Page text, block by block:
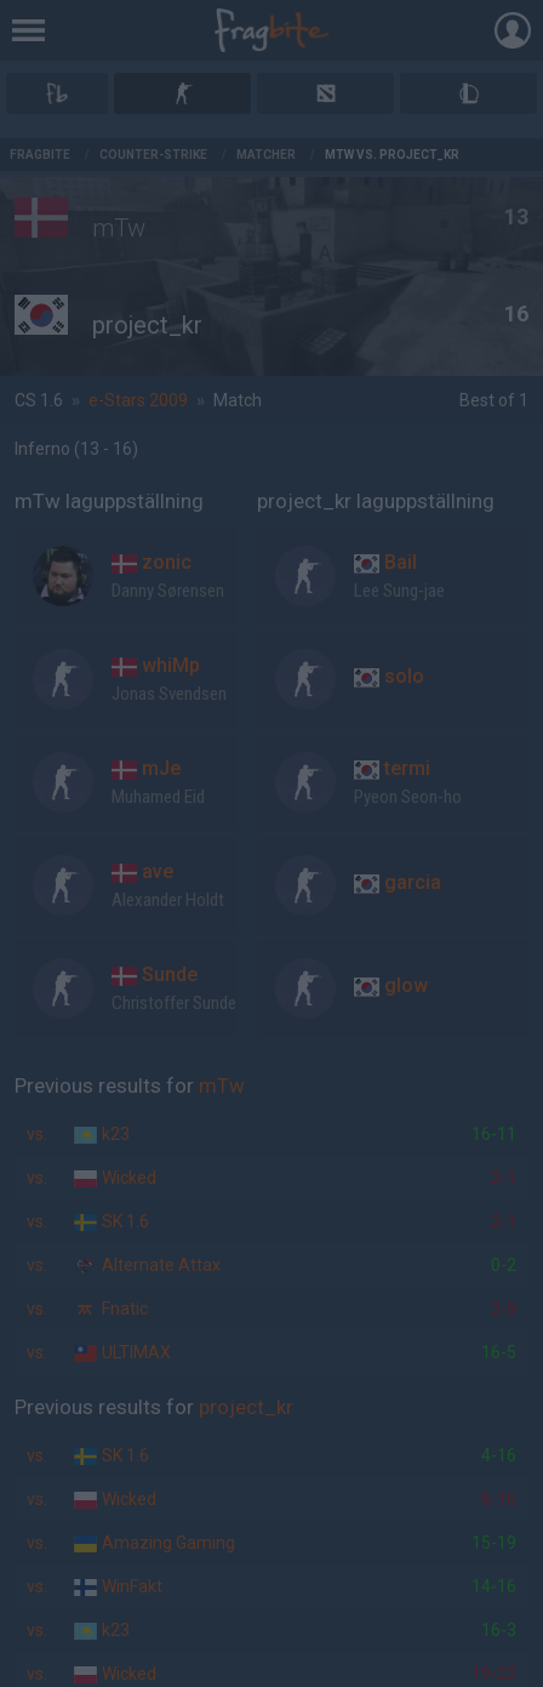
FRAGBITE COUNTER-STRIKE MATCHER MTW VS. PROJECT_KR
mTw 13
project_kr 16
CS 1.6 » e-Stars 2009 » Match Best of 1
Inferno (13 - 16)
mTw laguppställning
zonic
Danny Sørensen
whiMp
Jonas Svendsen
mJe
Muhamed Eid
ave
Alexander Holdt
Sunde
Christoffer Sunde
project_kr laguppställning
Bail
Lee Sung-jae
solo
termi
Pyeon Seon-ho
garcia
glow
Previous results for mTw
vs. k23 16-11
vs. Wicked 2-1
vs. SK 1.6 2-1
vs. Alternate Attax 0-2
vs. Fnatic 2-0
vs. ULTIMAX 16-5
Previous results for project_kr
vs. SK 1.6 4-16
vs. Wicked 8-16
vs. Amazing Gaming 15-19
vs. WinFakt 14-16
vs. k23 16-3
vs. Wicked 19-22